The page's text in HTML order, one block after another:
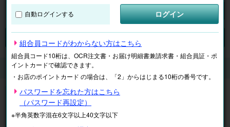
検索
くらしのサービス 家庭用エアコンクリーニング
◆エアコン内のカビは冷房(結露)により発生します。吹き出し口を
ご確認ください。
家庭用エアコンクリーニング
※「サイドファン機能付壁掛エアコン」については8/24～価格改定
自動ログインする ログイン
組合員コードがわからない方はこちら
組合員コード10桁は、OCR注文書・お届け明細書兼請求書・組合員証・ポ
イントカードで確認できます。
・お店のポイントカード の場合は、「2」からはじまる10桁の番号です。
パスワードを忘れた方はこちら
（パスワード再設定）
※半角英数字混在6文字以上40文字以下